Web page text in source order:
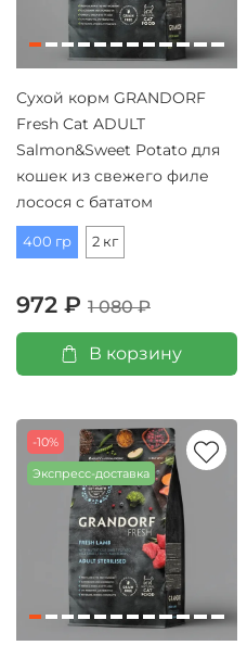
Сухой корм GRANDORF
Fresh Cat ADULT
Salmon&Sweet Potato для
кошек из свежего филе
лосося с бататом
400 гр 2 кг
972 ₽ 1 080 ₽
В корзину
-10%
Экспресс-доставка